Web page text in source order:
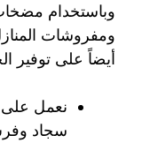
وباستخدام
ومفروشات
أيضاً على توفير
نعمل
سجاد